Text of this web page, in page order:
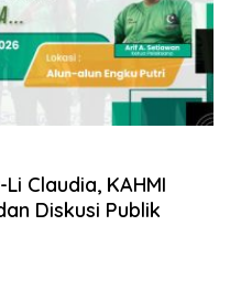
Claudia, KAHMI
Diskusi Publik